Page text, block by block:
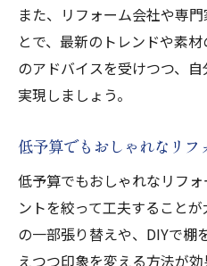
また、リフォーム会社や専
とで、最新のトレンドや素
のアドバイスを受けつつ、
実現しましょう。
低予算でもおしゃれなリフ
低予算でもおしゃれなリフ
ントを絞って工夫すること
の一部張り替えや、DIYで棚
えつつ印象を変える方法が効